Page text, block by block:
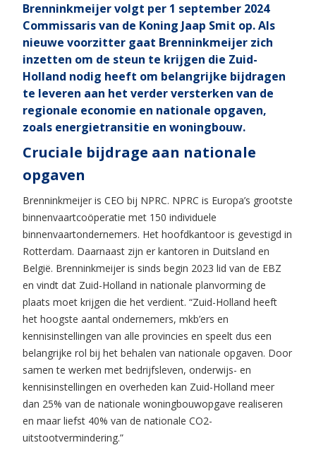
Brenninkmeijer volgt per 1 september 2024
Commissaris van de Koning Jaap Smit op. Als
nieuwe voorzitter gaat Brenninkmeijer zich
inzetten om de steun te krijgen die Zuid-
Holland nodig heeft om belangrijke bijdragen
te leveren aan het verder versterken van de
regionale economie en nationale opgaven,
zoals energietransitie en woningbouw.
Cruciale bijdrage aan nationale
opgaven
Brenninkmeijer is CEO bij NPRC. NPRC is Europa’s grootste
binnenvaartcoöperatie met 150 individuele
binnenvaartondernemers. Het hoofdkantoor is gevestigd in
Rotterdam. Daarnaast zijn er kantoren in Duitsland en
België. Brenninkmeijer is sinds begin 2023 lid van de EBZ
en vindt dat Zuid-Holland in nationale planvorming de
plaats moet krijgen die het verdient. “Zuid-Holland heeft
het hoogste aantal ondernemers, mkb’ers en
kennisinstellingen van alle provincies en speelt dus een
belangrijke rol bij het behalen van nationale opgaven. Door
samen te werken met bedrijfsleven, onderwijs- en
kennisinstellingen en overheden kan Zuid-Holland meer
dan 25% van de nationale woningbouwopgave realiseren
en maar liefst 40% van de nationale CO2-
uitstootvermindering.”